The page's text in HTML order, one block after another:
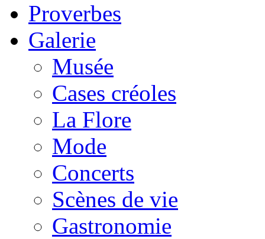
Proverbes
Galerie
Musée
Cases créoles
La Flore
Mode
Concerts
Scènes de vie
Gastronomie